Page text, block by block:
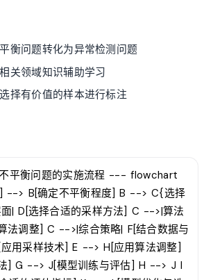
衡问题转化为异常检测问题
关领域知识辅助学习
择有价值的样本进行标注
平衡问题的实施流程 --- flowchart
--> B[确定不平衡程度] B --> C{选择
| D[选择合适的采样方法] C -->|算法
法调整] C -->|综合策略| F[结合数据与
用采样技术] E --> H[应用算法调整]
] G --> J[模型训练与评估] H --> J I